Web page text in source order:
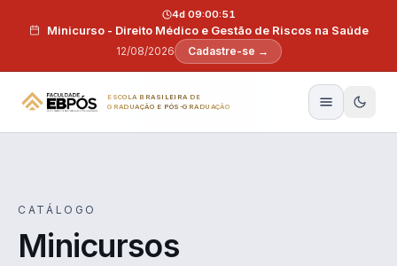
Minicurso - Direito Médico e Gestão de Riscos na Saúde
12/08/2026
4d 09:00:50
Cadastre-se →
ESCOLA BRASILEIRA DE
GRADUAÇÃO E PÓS-GRADUAÇÃO
CATÁLOGO
Minicursos